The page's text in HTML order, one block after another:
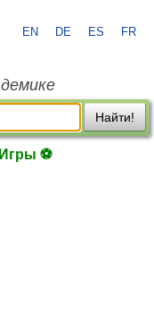
EN DE ES FR
Найти!
Игры ⚽